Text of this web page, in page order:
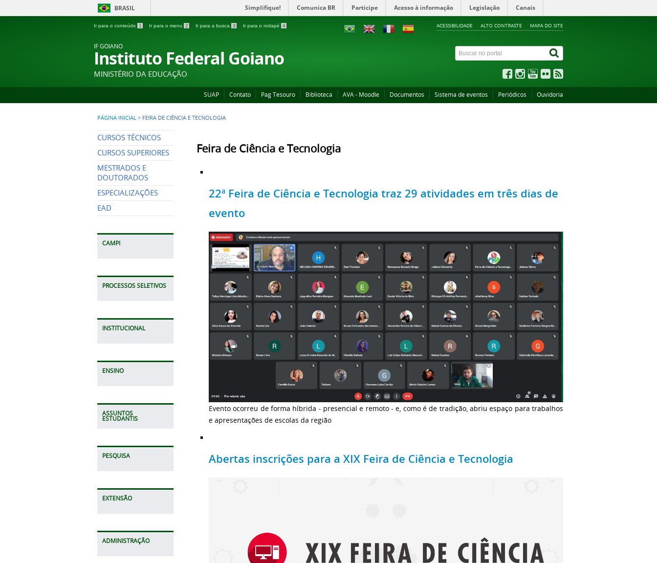
BRASIL Simplifique! Comunica BR Participe Acesso à informação Legislação Canais
Ir para o conteúdo 1 Ir para o menu 2 Ir para a busca 3 Ir para o rodapé 4 ACESSIBILIDADE ALTO CONTRASTE MAPA DO SITE
IF GOIANO
Instituto Federal Goiano
MINISTÉRIO DA EDUCAÇÃO
SUAP Contato Pag Tesouro Biblioteca AVA - Moodle Documentos Sistema de eventos Periódicos Ouvidoria
PÁGINA INICIAL > FEIRA DE CIÊNCIA E TECNOLOGIA
CURSOS TÉCNICOS
CURSOS SUPERIORES
MESTRADOS E
DOUTORADOS
ESPECIALIZAÇÕES
EAD
CAMPI
PROCESSOS SELETIVOS
INSTITUCIONAL
ENSINO
ASSUNTOS
ESTUDANTIS
PESQUISA
EXTENSÃO
ADMINISTRAÇÃO
Feira de Ciência e Tecnologia
22ª Feira de Ciência e Tecnologia traz 29 atividades em três dias de
evento
Evento ocorreu de forma híbrida - presencial e remoto - e, como é de tradição, abriu espaço para trabalhos
e apresentações de escolas da região
Abertas inscrições para a XIX Feira de Ciência e Tecnologia